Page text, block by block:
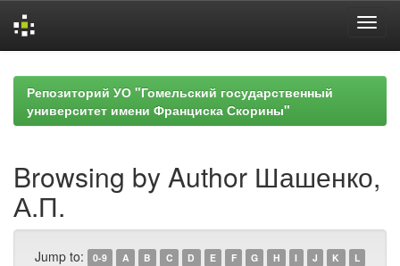
navigationРепозиторий УО "Гомельский государственный
университет имени Франциска Скорины"
Browsing by Author Шашенко,
А.П.
Jump to: 0-9 A B C D E F G H I J K
L